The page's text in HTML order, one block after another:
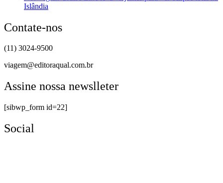
Islândia
Contate-nos
(11) 3024-9500
viagem@editoraqual.com.br
Assine nossa newslleter
[sibwp_form id=22]
Social